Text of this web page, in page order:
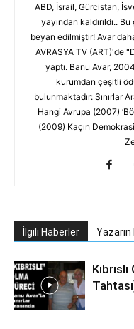
ABD, İsrail, Gürcistan,
yayından kaldırıldı..
beyan edilmiştir! Avar
AVRASYA TV (ART)'de
yaptı. Banu Avar,
kurumdan çeşitli
bulunmaktadır: Sınırlar
Hangi Avrupa (2007)
(2009) Kaçın
İlgili Haberler